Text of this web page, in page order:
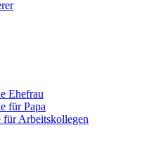
Ehefrau
für Papa
für Arbeitskollegen